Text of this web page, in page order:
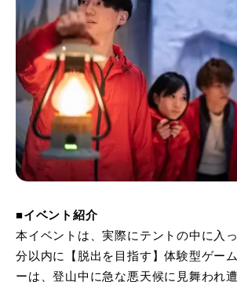
■イベント紹介
本イベントは、実際にテントの中に入
分以内に【脱出を目指す】体験型ゲー
ーは、登山中に急な悪天候に見舞われ